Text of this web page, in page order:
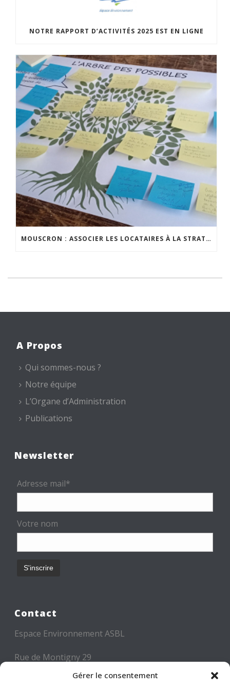
Gérer le consentement
NOTRE RAPPORT D’ACTIVITÉS 2025 EST EN LIGNE
MOUSCRON : ASSOCIER LES LOCATAIRES À LA STRATÉGIE DE PROPRETÉ PUBLIQUE
A Propos
Qui sommes-nous ?
Notre équipe
L’Organe d’Administration
Publications
Newsletter
Adresse mail*
Votre nom
Contact
Espace Environnement ASBL
Rue de Montigny 29
6000 CHARLEROI